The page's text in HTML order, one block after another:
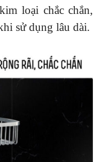
loại chắc chắn,
sử dụng lâu dài.